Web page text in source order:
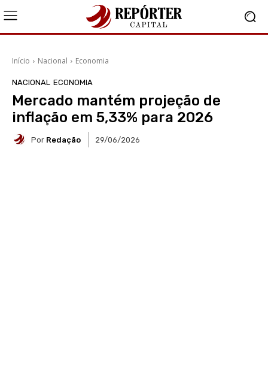
Início Nacional Economia
NACIONAL ECONOMIA
Mercado mantém projeção de
inflação em 5,33% para 2026
Por Redação 29/06/2026